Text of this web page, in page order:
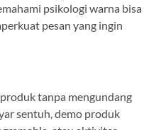
psikologi warna bisa
pesan yang ingin
tanpa mengundang
sentuh, demo produk